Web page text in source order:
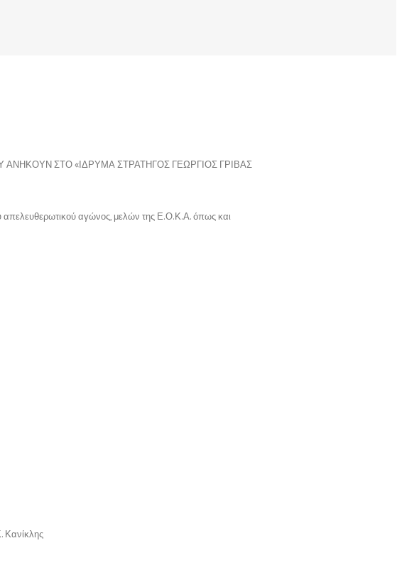
ΣΤΟ «ΙΔΡΥΜΑ ΣΤΡΑΤΗΓΟΣ ΓΕΩΡΓΙΟΣ ΓΡΙΒΑΣ
απελευθερωτικού αγώνος, μελών της Ε.Ο.Κ.Α. όπως και
Κανίκλης